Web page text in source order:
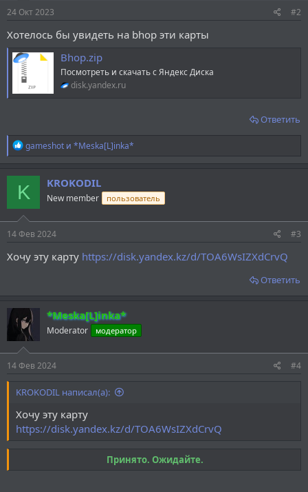
24 Окт 2023 #2
Хотелось бы увидеть на bhop эти карты
Bhop.zip
Посмотреть и скачать с Яндекс Диска
disk.yandex.ru
Ответить
Р
е
а
к
ц
и
и
:
gameshot и *Meska[L]inka*
K KROKODIL
New member пользователь
14 Фев 2024 #3
Хочу эту карту https://disk.yandex.kz/d/TOA6WsIZXdCrvQ
Ответить
*Meska[L]inka*
Moderator модератор
14 Фев 2024 #4
KROKODIL написал(а):
Хочу эту карту
https://disk.yandex.kz/d/TOA6WsIZXdCrvQ
Принято. Ожидайте.